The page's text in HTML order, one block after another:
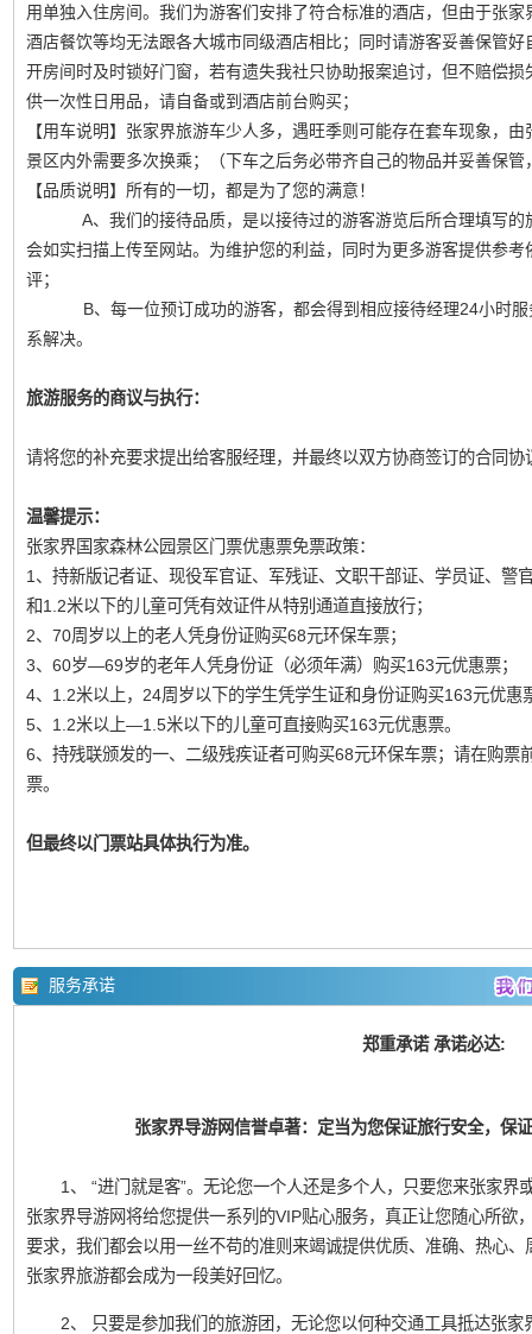
用单独入住房间。我们为游客们安排了符合标准的酒店，但由于张
酒店餐饮等均无法跟各大城市同级酒店相比；同时请游客妥善保管
开房间时及时锁好门窗，若有遗失我社只协助报案追讨，但不赔偿
供一次性日用品，请自备或到酒店前台购买；
【用车说明】张家界旅游车少人多，遇旺季则可能存在套车现象，
景区内外需要多次换乘；（下车之后务必带齐自己的物品并妥善保
【品质说明】所有的一切，都是为了您的满意！
A、我们的接待品质，是以接待过的游客游览后所合理填写的
会如实扫描上传至网站。为维护您的利益，同时为更多游客提供参
评；
B、每一位预订成功的游客，都会得到相应接待经理24小时服
系解决。
旅游服务的商议与执行：
请将您的补充要求提出给客服经理，并最终以双方协商签订的合同协
温馨提示：
张家界国家森林公园景区门票优惠票免票政策：
1、持新版记者证、现役军官证、军残证、文职干部证、学员证、警
和1.2米以下的儿童可凭有效证件从特别通道直接放行；
2、70周岁以上的老人凭身份证购买68元环保车票；
3、60岁—69岁的老年人凭身份证（必须年满）购买163元优惠票；
4、1.2米以上，24周岁以下的学生凭学生证和身份证购买163元优惠
5、1.2米以上—1.5米以下的儿童可直接购买163元优惠票。
6、持残联颁发的一、二级残疾证者可购买68元环保车票；请在购票
票。
但最终以门票站具体执行为准。
服务承诺
郑重承诺 承诺必达:
张家界导游网信誉卓著：定当为您保证旅行安全，保
1、 “进门就是客”。无论您一个人还是多个人，只要您来张家
张家界导游网将给您提供一系列的VIP贴心服务，真正让您随心所欲
要求，我们都会以用一丝不苟的准则来竭诚提供优质、准确、热心
张家界旅游都会成为一段美好回忆。
2、 只要是参加我们的旅游团，无论您以何种交通工具抵达张